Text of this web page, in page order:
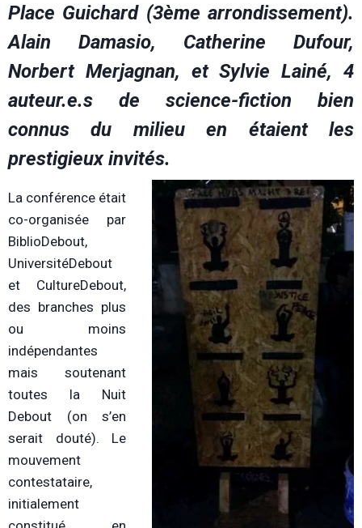
Place Guichard (3ème arrondissement).
Alain Damasio, Catherine Dufour,
Norbert Merjagnan, et Sylvie Lainé, 4
auteur.e.s de science-fiction bien
connus du milieu en étaient les
prestigieux invités.
La conférence était
co-organisée par
BiblioDebout,
UniversitéDebout
et CultureDebout,
des branches plus
ou moins
indépendantes
mais soutenant
toutes la Nuit
Debout (on s’en
serait douté). Le
mouvement
contestataire,
initialement